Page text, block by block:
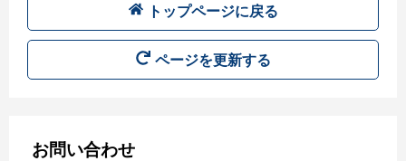
トップページに戻る
ページを更新する
お問い合わせ